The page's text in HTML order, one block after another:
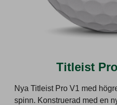
Titleist
Nya Titleist Pro V1 med
spinn. Konstruerad med en